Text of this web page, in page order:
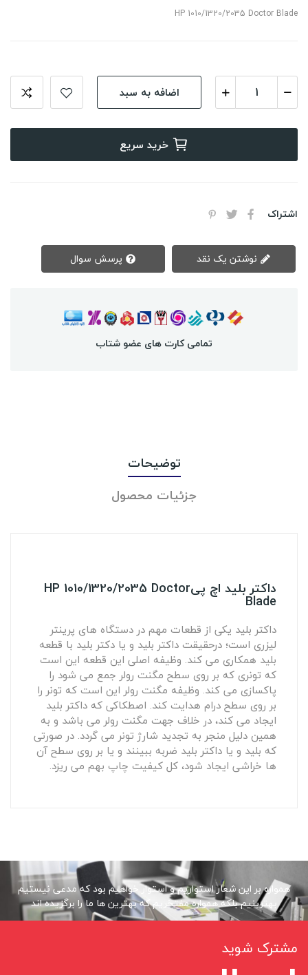
HP 1010/1320/2035 Doctor Blade
اضافه به سبد
خرید سریع
اشتراک
تمامی کارت های عضو شتاب
توضیحات
جزئیات محصول
داکتر بلید اچ پیHP 1010/1320/2035 Doctor
Blade
داکتر بلید یکی از قطعات مهم در دستگاه های پرینتر
لیزری است؛ درحقیقت داکتر بلید و یا دکتر بلید با قطعه
بلید همکاری می کند. وظیفه اصلی این قطعه این است
که تونری که بر روی سطح مگنت رولر جمع می شود را
پاکسازی می کند. وظیفه مگنت رولر این است که تونر را
بر روی سطح درام هدایت کند. اصطکاکی که داکتر بلید
ایجاد می کند، در خلاف جهت مگنت رولر می باشد و به
همین دلیل منجر به تجدید شارژ تونر می گردد. در صورتی
که بلید و یا داکتر بلید ضربه ببینند و یا بر روی سطح آن
ها خراشی ایجاد شود، کل کیفیت چاپ بهم می ریزد.
همواره بر این شعار استواریم و استوار خواهیم بود که مدعی نیستیم
بهترینیم بلکه همواره مفتخریم که بهترین ها ما را برگزیده اند
مشترک شوید